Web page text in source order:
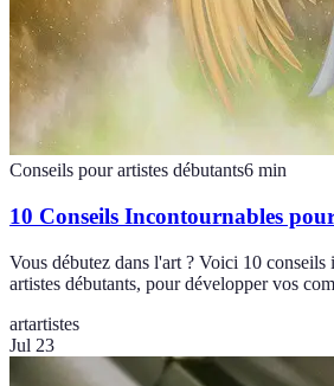
Conseils pour artistes débutants6 min
10 Conseils Incontournables
Vous débutez dans l'art ? Voici 10 conseils
artistes débutants, pour développer vos
artartistes
Jul 23